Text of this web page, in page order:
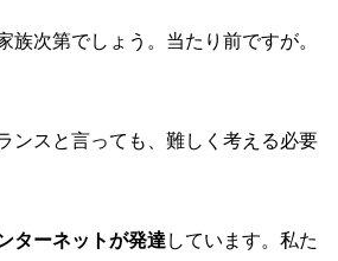
族次第でしょう。当たり前ですが。
ンスと言っても、難しく考える必要
ターネットが発達 しています。私た